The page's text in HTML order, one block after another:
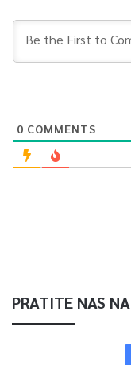
0 COMMENTS
PRATITE NAS NA